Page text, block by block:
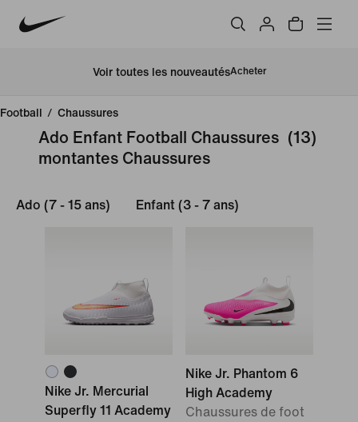
Voir toutes les nouveautésAcheter
Football / Chaussures
Ado Enfant Football Chaussures
montantes Chaussures
(13)
Ado (7 - 15 ans) Enfant (3 - 7 ans)
Nike Jr. Mercurial
Superfly 11 Academy
Nike Jr. Phantom 6
High Academy
Chaussures de foot